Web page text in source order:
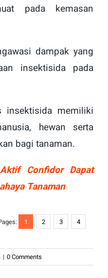
pada kemasan
dampak yang
insektisida pada
insektisida memiliki
hewan serta
bagi tanaman.
Confidor Dapat
Tanaman
1 2 3 4
| 0 Comments